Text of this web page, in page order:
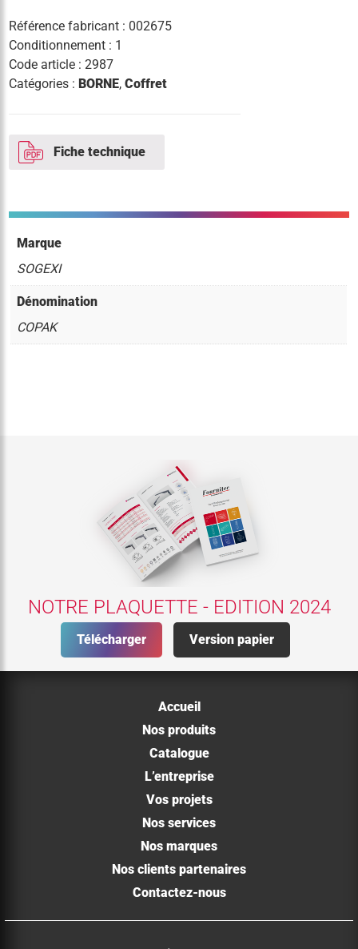
Référence fabricant : 002675
Conditionnement : 1
Code article :2987
Catégories :BORNE,Coffret
Fiche technique
Marque
SOGEXI
Dénomination
COPAK
NOTRE PLAQUETTE - EDITION 2024
Télécharger Version papier
Accueil
Nos produits
Catalogue
L’entreprise
Vos projets
Nos services
Nos marques
Nos clients partenaires
Contactez-nous